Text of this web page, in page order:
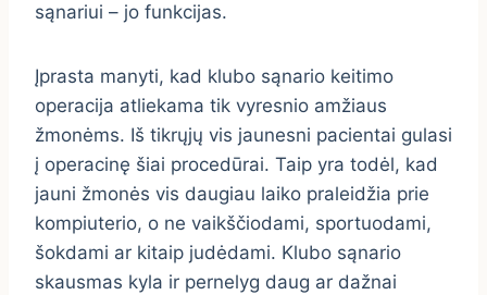
sąnariui – jo funkcijas.
Įprasta manyti, kad klubo sąnario keitimo
operacija atliekama tik vyresnio amžiaus
žmonėms. Iš tikrųjų vis jaunesni pacientai gulasi
į operacinę šiai procedūrai. Taip yra todėl, kad
jauni žmonės vis daugiau laiko praleidžia prie
kompiuterio, o ne vaikščiodami, sportuodami,
šokdami ar kitaip judėdami. Klubo sąnario
skausmas kyla ir pernelyg daug ar dažnai